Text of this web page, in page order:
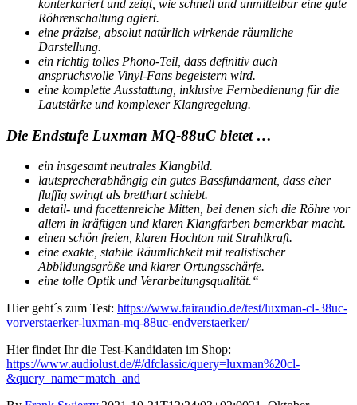
konterkariert und zeigt, wie schnell und unmittelbar eine gute
Röhrenschaltung agiert.
eine präzise, absolut natürlich wirkende räumliche
Darstellung.
ein richtig tolles Phono-Teil, dass definitiv auch
anspruchsvolle Vinyl-Fans begeistern wird.
eine komplette Ausstattung, inklusive Fernbedienung für die
Lautstärke und komplexer Klangregelung.
Die Endstufe Luxman MQ-88uC bietet …
ein insgesamt neutrales Klangbild.
lautsprecherabhängig ein gutes Bassfundament, dass eher
fluffig swingt als bretthart schiebt.
detail- und facettenreiche Mitten, bei denen sich die Röhre vor
allem in kräftigen und klaren Klangfarben bemerkbar macht.
einen schön freien, klaren Hochton mit Strahlkraft.
eine exakte, stabile Räumlichkeit mit realistischer
Abbildungsgröße und klarer Ortungsschärfe.
eine tolle Optik und Verarbeitungsqualität.“
Hier geht´s zum Test: https://www.fairaudio.de/test/luxman-cl-38uc-
vorverstaerker-luxman-mq-88uc-endverstaerker/
Hier findet Ihr die Test-Kandidaten im Shop:
https://www.audiolust.de/#/dfclassic/query=luxman%20cl-
&query_name=match_and